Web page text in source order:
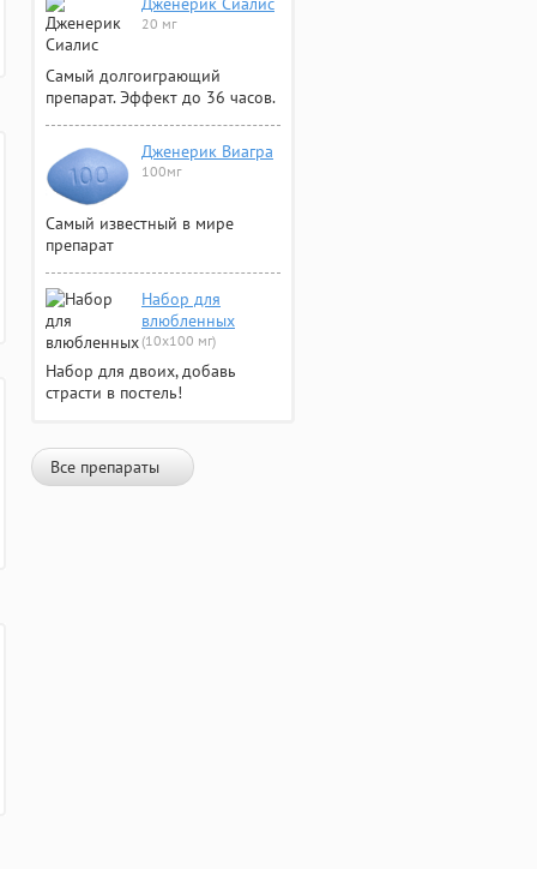
20 мг
Самый долгоиграющий
препарат. Эффект до 36 часов.
Дженерик Виагра
100мг
Самый известный в мире
препарат
Набор для
влюбленных
(10х100 мг)
Набор для двоих, добавь
страсти в постель!
Все препараты